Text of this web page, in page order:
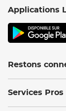
Applications
Restons
Services Pros